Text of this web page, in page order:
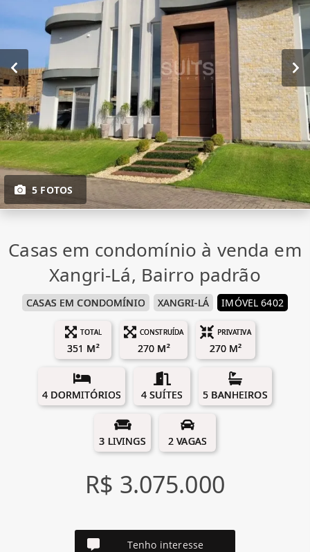
5 FOTOS
Casas em condomínio à venda em
Xangri-Lá, Bairro padrão
CASAS EM CONDOMÍNIO XANGRI-LÁ IMÓVEL 6402
TOTAL
351 M²
CONSTRUÍDA
270 M²
PRIVATIVA
270 M²
4 DORMITÓRIOS 4 SUÍTES 5 BANHEIROS
3 LIVINGS 2 VAGAS
R$ 3.075.000
Tenho interesse